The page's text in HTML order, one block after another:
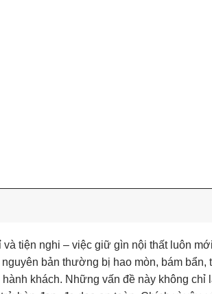
tiện nghi – việc giữ gìn nội thất luôn
bản thường bị hao mòn, bám bẩn,
khách. Những vấn đề này không chỉ